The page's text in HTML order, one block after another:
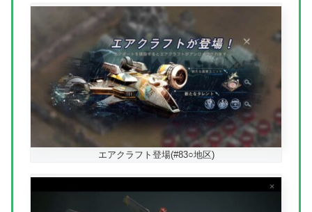
エアクラフト登場(#83○地区)